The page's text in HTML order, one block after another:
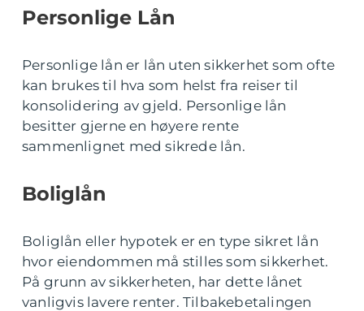
Personlige Lån
Personlige lån er lån uten sikkerhet som ofte
kan brukes til hva som helst fra reiser til
konsolidering av gjeld. Personlige lån
besitter gjerne en høyere rente
sammenlignet med sikrede lån.
Boliglån
Boliglån eller hypotek er en type sikret lån
hvor eiendommen må stilles som sikkerhet.
På grunn av sikkerheten, har dette lånet
vanligvis lavere renter. Tilbakebetalingen